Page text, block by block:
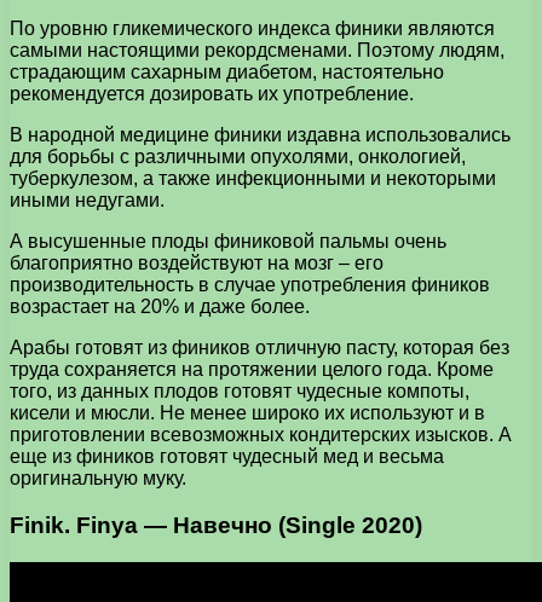
По уровню гликемического индекса финики являются
самыми настоящими рекордсменами. Поэтому людям,
страдающим сахарным диабетом, настоятельно
рекомендуется дозировать их употребление.
В народной медицине финики издавна использовались
для борьбы с различными опухолями, онкологией,
туберкулезом, а также инфекционными и некоторыми
иными недугами.
А высушенные плоды финиковой пальмы очень
благоприятно воздействуют на мозг – его
производительность в случае употребления фиников
возрастает на 20% и даже более.
Арабы готовят из фиников отличную пасту, которая без
труда сохраняется на протяжении целого года. Кроме
того, из данных плодов готовят чудесные компоты,
кисели и мюсли. Не менее широко их используют и в
приготовлении всевозможных кондитерских изысков. А
еще из фиников готовят чудесный мед и весьма
оригинальную муку.
Finik. Finya — Навечно (Single 2020)